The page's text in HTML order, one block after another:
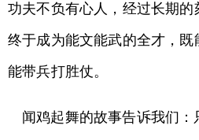
功夫不负有心人，经过长期的
终于成为能文能武的全才，既
能带兵打胜仗。
闻鸡起舞的故事告诉我们